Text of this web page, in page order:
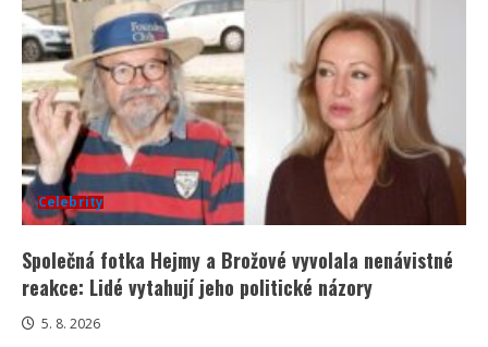
Celebrity
Společná fotka Hejmy a Brožové vyvolala nenávistné
reakce: Lidé vytahují jeho politické názory
5. 8. 2026